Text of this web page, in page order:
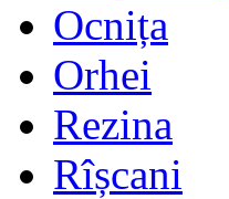
Ocnița
Orhei
Rezina
Rîșcani